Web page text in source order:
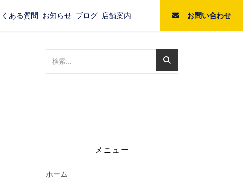
くある質問 お知らせ ブログ 店舗案内 お問い合わせ
メニュー
ホーム